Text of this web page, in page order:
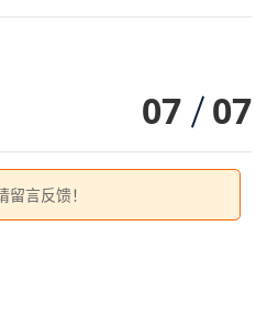
07 07
言反馈！